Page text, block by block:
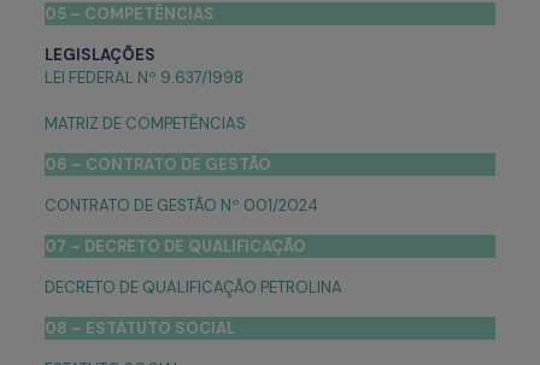
05 – COMPETÊNCIAS
LEGISLAÇÕES
LEI FEDERAL Nº 9.637/1998
MATRIZ DE COMPETÊNCIAS
06 – CONTRATO DE GESTÃO
CONTRATO DE GESTÃO Nº 001/2024
07 – DECRETO DE QUALIFICAÇÃO
DECRETO DE QUALIFICAÇÃO PETROLINA
08 – ESTATUTO SOCIAL